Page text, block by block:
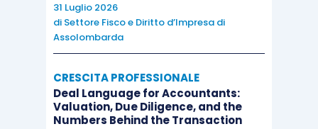
31 Luglio 2026
di Settore Fisco e Diritto d’Impresa di
Assolombarda
CRESCITA PROFESSIONALE
Deal Language for Accountants:
Valuation, Due Diligence, and the
Numbers Behind the Transaction